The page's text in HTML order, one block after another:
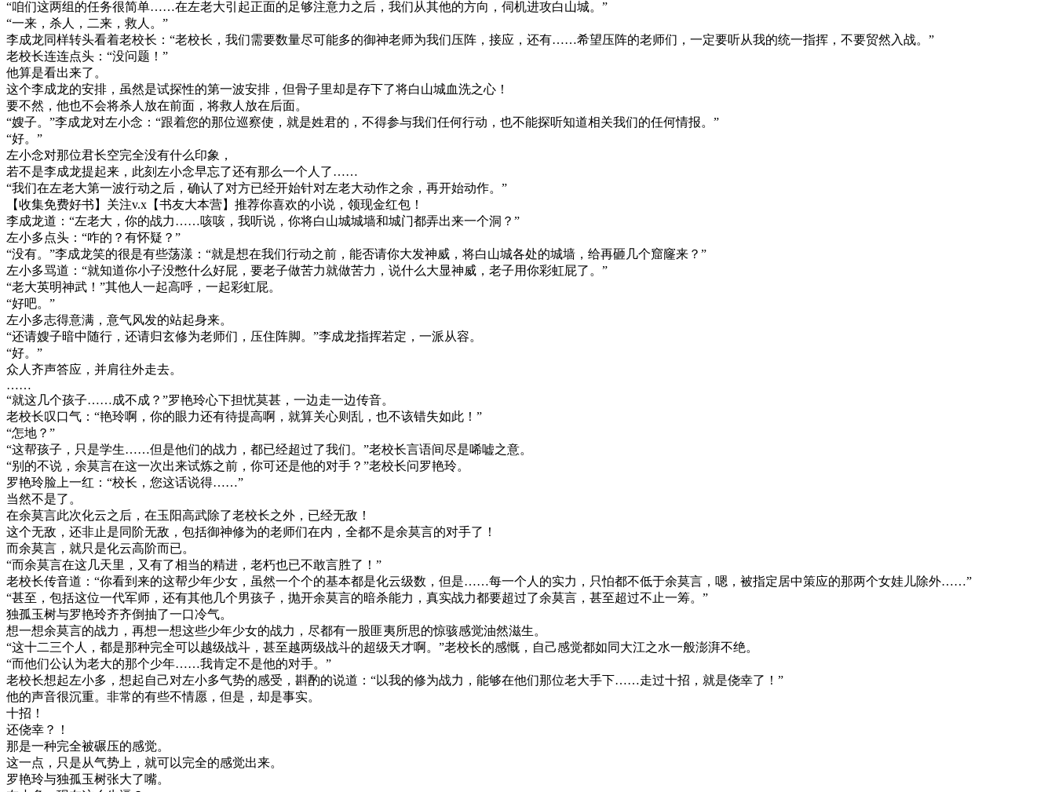
“咱们这两组的任务很简单……在左老大引起正面的足够注意力之后，我们从其他的方向，伺机进攻白山城。”
“一来，杀人，二来，救人。”
李成龙同样转头看着老校长：“老校长，我们需要数量尽可能多的御神老师为我们压阵，接应，还有……希望压阵的老师们，一定要听从我的统一指挥，不要贸然入战。”
老校长连连点头：“没问题！”
他算是看出来了。
这个李成龙的安排，虽然是试探性的第一波安排，但骨子里却是存下了将白山城血洗之心！
要不然，他也不会将杀人放在前面，将救人放在后面。
“嫂子。”李成龙对左小念：“跟着您的那位巡察使，就是姓君的，不得参与我们任何行动，也不能探听知道相关我们的任何情报。”
“好。”
左小念对那位君长空完全没有什么印象，
若不是李成龙提起来，此刻左小念早忘了还有那么一个人了……
“我们在左老大第一波行动之后，确认了对方已经开始针对左老大动作之余，再开始动作。”
【收集免费好书】关注v.x【书友大本营】推荐你喜欢的小说，领现金红包！
李成龙道：“左老大，你的战力……咳咳，我听说，你将白山城城墙和城门都弄出来一个洞？”
左小多点头：“咋的？有怀疑？”
“没有。”李成龙笑的很是有些荡漾：“就是想在我们行动之前，能否请你大发神威，将白山城各处的城墙，给再砸几个窟窿来？”
左小多骂道：“就知道你小子没憋什么好屁，要老子做苦力就做苦力，说什么大显神威，老子用你彩虹屁了。”
“老大英明神武！”其他人一起高呼，一起彩虹屁。
“好吧。”
左小多志得意满，意气风发的站起身来。
“还请嫂子暗中随行，还请归玄修为老师们，压住阵脚。”李成龙指挥若定，一派从容。
“好。”
众人齐声答应，并肩往外走去。
……
“就这几个孩子……成不成？”罗艳玲心下担忧莫甚，一边走一边传音。
老校长叹口气：“艳玲啊，你的眼力还有待提高啊，就算关心则乱，也不该错失如此！”
“怎地？”
“这帮孩子，只是学生……但是他们的战力，都已经超过了我们。”老校长言语间尽是唏嘘之意。
“别的不说，余莫言在这一次出来试炼之前，你可还是他的对手？”老校长问罗艳玲。
罗艳玲脸上一红：“校长，您这话说得……”
当然不是了。
在余莫言此次化云之后，在玉阳高武除了老校长之外，已经无敌！
这个无敌，还非止是同阶无敌，包括御神修为的老师们在内，全都不是余莫言的对手了！
而余莫言，就只是化云高阶而已。
“而余莫言在这几天里，又有了相当的精进，老朽也已不敢言胜了！”
老校长传音道：“你看到来的这帮少年少女，虽然一个个的基本都是化云级数，但是……每一个人的实力，只怕都不低于余莫言，嗯，被指定居中策应的那两个女娃儿除外……”
“甚至，包括这位一代军师，还有其他几个男孩子，抛开余莫言的暗杀能力，真实战力都要超过了余莫言，甚至超过不止一筹。”
独孤玉树与罗艳玲齐齐倒抽了一口冷气。
想一想余莫言的战力，再想一想这些少年少女的战力，尽都有一股匪夷所思的惊骇感觉油然滋生。
“这十二三个人，都是那种完全可以越级战斗，甚至越两级战斗的超级天才啊。”老校长的感慨，自己感觉都如同大江之水一般澎湃不绝。
“而他们公认为老大的那个少年……我肯定不是他的对手。”
老校长想起左小多，想起自己对左小多气势的感受，斟酌的说道：“以我的修为战力，能够在他们那位老大手下……走过十招，就是侥幸了！”
他的声音很沉重。非常的有些不情愿，但是，却是事实。
十招！
还侥幸？！
那是一种完全被碾压的感觉。
这一点，只是从气势上，就可以完全的感觉出来。
罗艳玲与独孤玉树张大了嘴。